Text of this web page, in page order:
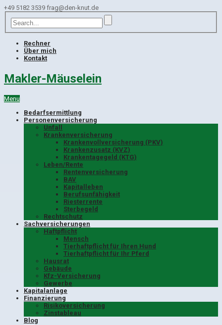
+49 5182 3539 frag@den-knut.de
Rechner
Über mich
Kontakt
Makler-Mäuselein
Menu
Bedarfsermittlung
Personenversicherung
Unfall
Krankenversicherung
Krankenvollversicherung (PKV)
Krankenzusatz (KVZ)
Krankentagegeld (KTG)
Leben/Rente
Rentenversicherung
BAV
Kapitalleben
Berufsunfähigkeit
Riesterrente
Sterbegeld
Rechtschutz
Sachversicherungen
Haftpflicht
Mensch
Tierhaftpflicht für Ihren Hund
Tierhaftpflicht für Ihr Pferd
Hausrat
Gebäude
Kfz-Versicherung
Gewerbe
Kapitalanlage
Finanzierung
Risikoversicherung
Zinstableau
Blog